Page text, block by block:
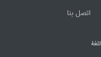
اتصل بنا